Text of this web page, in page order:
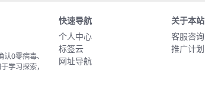
0零病毒、
学习探索，
快速导航
个人中心
标签云
网址导航
关于本站
客服咨询
推广计划